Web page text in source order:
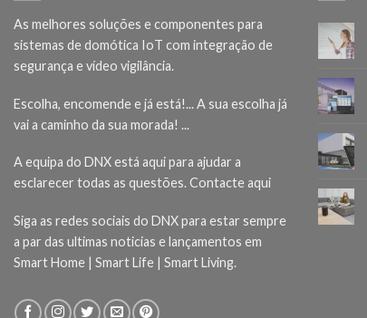
As melhores soluções e componentes para
sistemas de domótica IoT com integração de
segurança e vídeo vigilância.
Escolha, encomende e já está!... A sua escolha já
vai a caminho da sua morada! ...
A equipa do DNX está aqui para ajudar a
esclarecer todas as questões.Contacte aqui
Siga as redes sociais do DNX para estar sempre
a par das ultimas noticias e lançamentos em
Smart Home | Smart Life | Smart Living.